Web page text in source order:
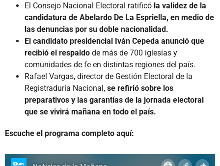
El Consejo Nacional Electoral ratificó la validez de la
candidatura de Abelardo De La Espriella, en medio de
las denuncias por su doble nacionalidad.
El candidato presidencial Iván Cepeda anunció que
recibió el respaldo de más de 700 iglesias y
comunidades de fe en distintas regiones del país.
Rafael Vargas, director de Gestión Electoral de la
Registraduría Nacional, se refirió sobre los
preparativos y las garantías de la jornada electoral
que se vivirá mañana en todo el país.
Escuche el programa completo aquí: